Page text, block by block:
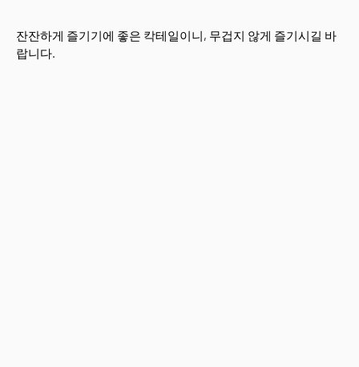
잔잔하게 즐기기에 좋은 칵테일이니, 무겁지 않게 즐기시길 바
랍니다.